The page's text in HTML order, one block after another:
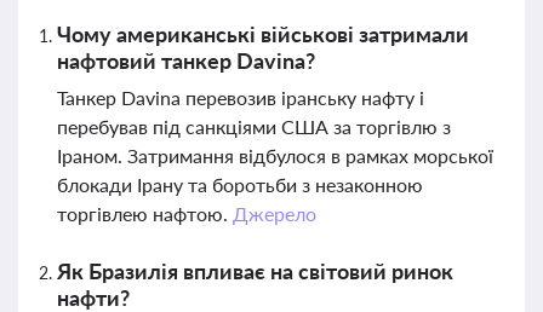
Чому американські військові затримали
нафтовий танкер Davina?
Танкер Davina перевозив іранську нафту і
перебував під санкціями США за торгівлю з
Іраном. Затримання відбулося в рамках морської
блокади Ірану та боротьби з незаконною
торгівлею нафтою. Джерело
Як Бразилія впливає на світовий ринок
нафти?